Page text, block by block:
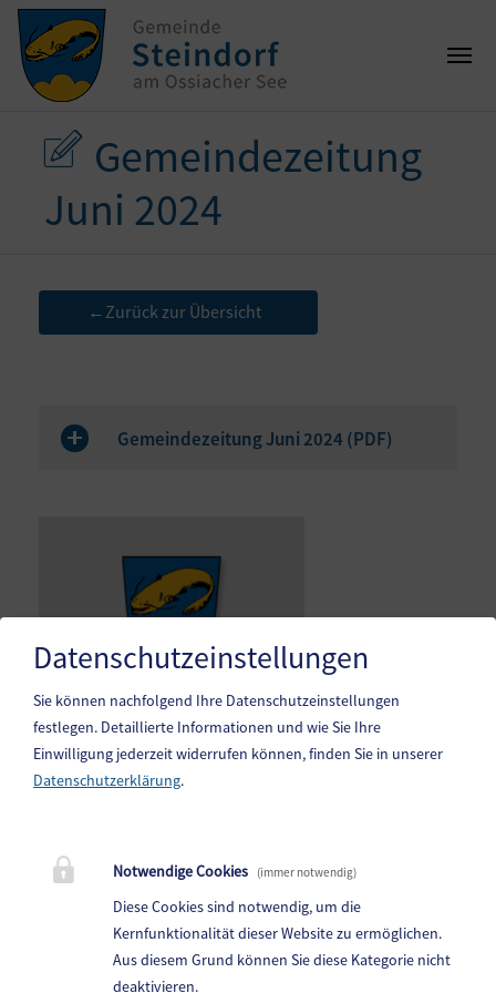
Gemeindezeitung
Juni 2024
← Zurück zur Übersicht
Gemeindezeitung Juni 2024 (PDF)
10. Oktoberstr. 1, 9551 Bodensdorf am Ossiacher See
Telefon:
04243 83 83 0
Fax: 04243 83 83 30
E-Mail:steindorf.direktion@ktn.gde.at
Datenschutzeinstellungen
Sie können nachfolgend Ihre Datenschutzeinstellungen
festlegen. Detaillierte Informationen und wie Sie Ihre
Einwilligung jederzeit widerrufen können, finden Sie in unserer
Datenschutzerklärung.
Notwendige Cookies (immer notwendig)
Diese Cookies sind notwendig, um die
Kernfunktionalität dieser Website zu ermöglichen.
Aus diesem Grund können Sie diese Kategorie nicht
deaktivieren.